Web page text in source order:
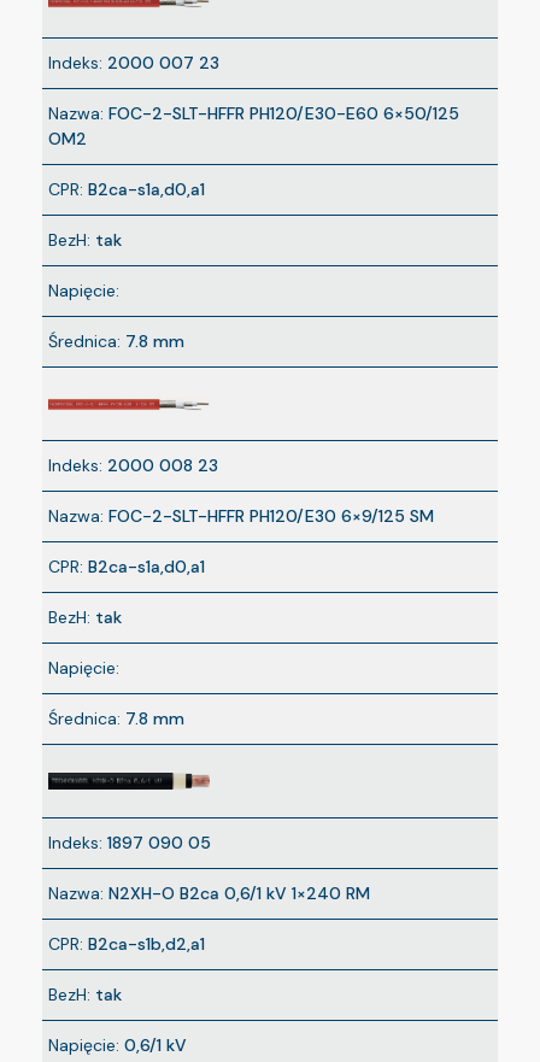
Indeks: 2000 007 23
Nazwa: FOC-2-SLT-HFFR PH120/E30-E60 6×50/125
OM2
CPR: B2ca-s1a,d0,a1
BezH: tak
Napięcie:
Średnica: 7.8 mm
Indeks: 2000 008 23
Nazwa: FOC-2-SLT-HFFR PH120/E30 6×9/125 SM
CPR: B2ca-s1a,d0,a1
BezH: tak
Napięcie:
Średnica: 7.8 mm
Indeks: 1897 090 05
Nazwa: N2XH-O B2ca 0,6/1 kV 1×240 RM
CPR: B2ca-s1b,d2,a1
BezH: tak
Napięcie: 0,6/1 kV